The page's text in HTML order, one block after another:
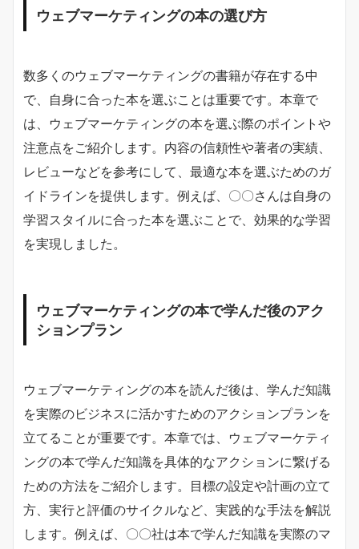
ウェブマーケティングの本の選び方
数多くのウェブマーケティングの書籍が存在する中
で、自身に合った本を選ぶことは重要です。本章で
は、ウェブマーケティングの本を選ぶ際のポイントや
注意点をご紹介します。内容の信頼性や著者の実績、
レビューなどを参考にして、最適な本を選ぶためのガ
イドラインを提供します。例えば、〇〇さんは自身の
学習スタイルに合った本を選ぶことで、効果的な学習
を実現しました。
ウェブマーケティングの本で学んだ後のアク
ションプラン
ウェブマーケティングの本を読んだ後は、学んだ知識
を実際のビジネスに活かすためのアクションプランを
立てることが重要です。本章では、ウェブマーケティ
ングの本で学んだ知識を具体的なアクションに繋げる
ための方法をご紹介します。目標の設定や計画の立て
方、実行と評価のサイクルなど、実践的な手法を解説
します。例えば、〇〇社は本で学んだ知識を実際のマ